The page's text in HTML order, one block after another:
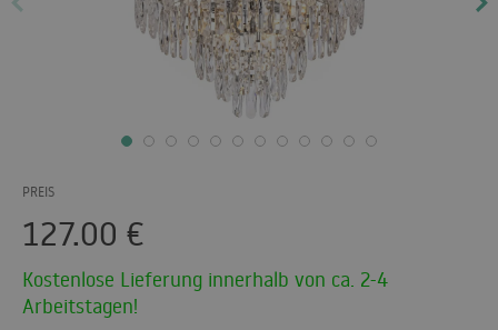
PREIS
127.00 €
Kostenlose Lieferung innerhalb von ca. 2-4
Arbeitstagen!